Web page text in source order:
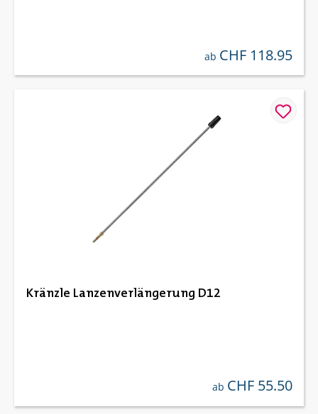
regulärer preis:
ab CHF 118.95
Kränzle Lanzenverlängerung D12
regulärer preis:
ab CHF 55.50